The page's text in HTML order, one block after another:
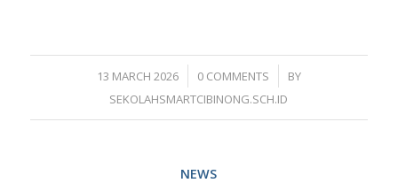
13 MARCH 2026
/ 0 COMMENTS
/
BY
SEKOLAHSMARTCIBINONG.SCH.ID
NEWS